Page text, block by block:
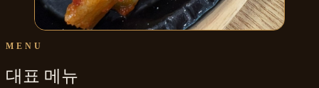
MENU
대표 메뉴